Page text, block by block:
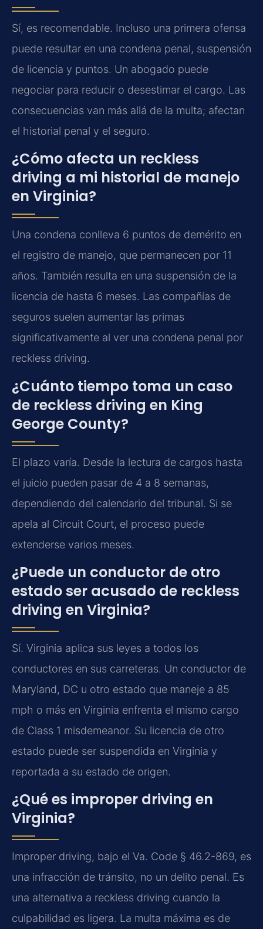
Sí, es recomendable. Incluso una primera ofensa
puede resultar en una condena penal, suspensión
de licencia y puntos. Un abogado puede
negociar para reducir o desestimar el cargo. Las
consecuencias van más allá de la multa; afectan
el historial penal y el seguro.
¿Cómo afecta un reckless
driving a mi historial de manejo
en Virginia?
Una condena conlleva 6 puntos de demérito en
el registro de manejo, que permanecen por 11
años. También resulta en una suspensión de la
licencia de hasta 6 meses. Las compañías de
seguros suelen aumentar las primas
significativamente al ver una condena penal por
reckless driving.
¿Cuánto tiempo toma un caso
de reckless driving en King
George County?
El plazo varía. Desde la lectura de cargos hasta
el juicio pueden pasar de 4 a 8 semanas,
dependiendo del calendario del tribunal. Si se
apela al Circuit Court, el proceso puede
extenderse varios meses.
¿Puede un conductor de otro
estado ser acusado de reckless
driving en Virginia?
Sí. Virginia aplica sus leyes a todos los
conductores en sus carreteras. Un conductor de
Maryland, DC u otro estado que maneje a 85
mph o más en Virginia enfrenta el mismo cargo
de Class 1 misdemeanor. Su licencia de otro
estado puede ser suspendida en Virginia y
reportada a su estado de origen.
¿Qué es improper driving en
Virginia?
Improper driving, bajo el Va. Code § 46.2-869, es
una infracción de tránsito, no un delito penal. Es
una alternativa a reckless driving cuando la
culpabilidad es ligera. La multa máxima es de